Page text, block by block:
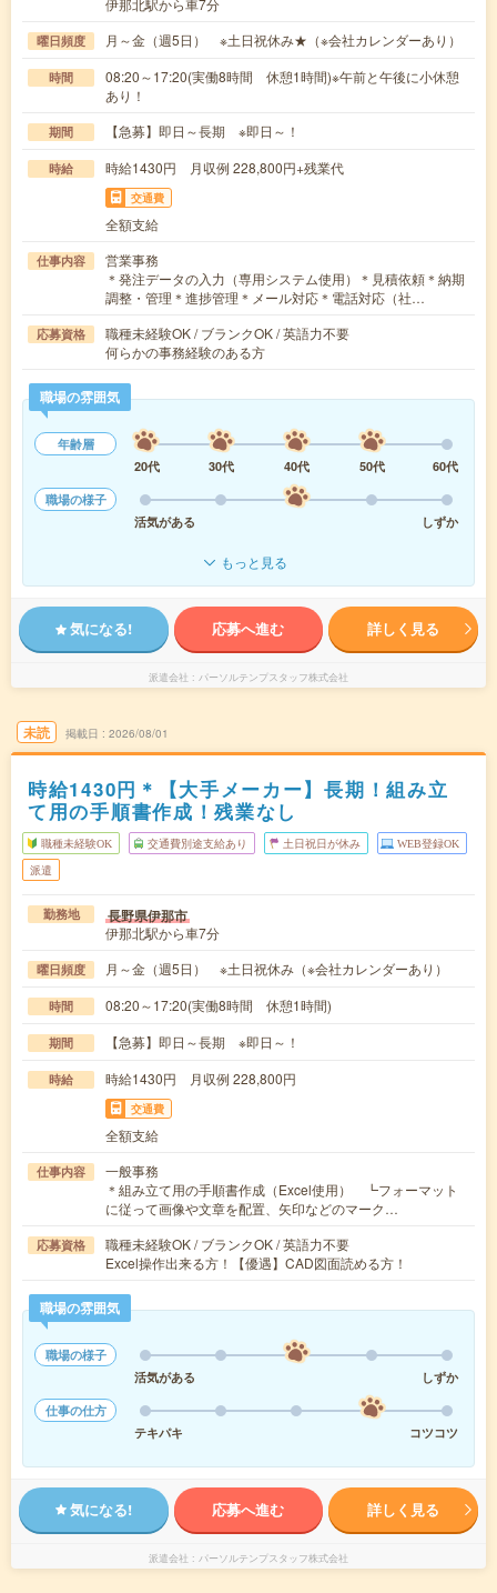
伊那北駅から車7分
曜日頻度 月～金（週5日） ※土日祝休み★（※会社カレンダーあり）
時間
08:20～17:20(実働8時間 休憩1時間)※午前と午後に小休憩
あり！
期間 【急募】即日～長期 ※即日～！
時給 時給1430円 月収例 228,800円+残業代
交通費
全額支給
仕事内容
営業事務
＊発注データの入力（専用システム使用）＊見積依頼＊納期
調整・管理＊進捗管理＊メール対応＊電話対応（社…
応募資格
職種未経験OK / ブランクOK / 英語力不要
何らかの事務経験のある方
職場の雰囲気
年齢層
20代
30代 40代 50代
60代
職場の様子
活気がある
しずか
もっと見る
気になる! 応募へ進む 詳しく見る
派遣会社 パーソルテンプスタッフ株式会社
未読 掲載日 2026/08/01
時給1430円＊【大手メーカー】長期！組み立
て用の手順書作成！残業なし
職種未経験OK 交通費別途支給あり 土日祝日が休み WEB登録OK
派遣
勤務地 長野県伊那市
伊那北駅から車7分
曜日頻度 月～金（週5日） ※土日祝休み（※会社カレンダーあり）
時間 08:20～17:20(実働8時間 休憩1時間)
期間 【急募】即日～長期 ※即日～！
時給 時給1430円 月収例 228,800円
交通費
全額支給
仕事内容
一般事務
＊組み立て用の手順書作成（Excel使用） ┗フォーマット
に従って画像や文章を配置、矢印などのマーク…
応募資格
職種未経験OK / ブランクOK / 英語力不要
Excel操作出来る方！【優遇】CAD図面読める方！
職場の雰囲気
職場の様子
活気がある
しずか
仕事の仕方
テキパキ
コツコツ
気になる! 応募へ進む 詳しく見る
派遣会社 パーソルテンプスタッフ株式会社